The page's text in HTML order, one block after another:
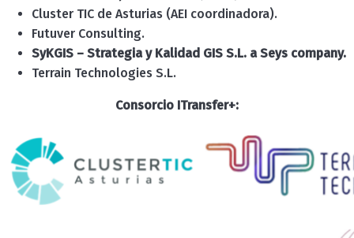
Cluster TIC de Asturias (AEI coordinadora).
Futuver Consulting.
SyKGIS – Strategia y Kalidad GIS S.L. a Seys company.
Terrain Technologies S.L.
Consorcio ITransfer+: